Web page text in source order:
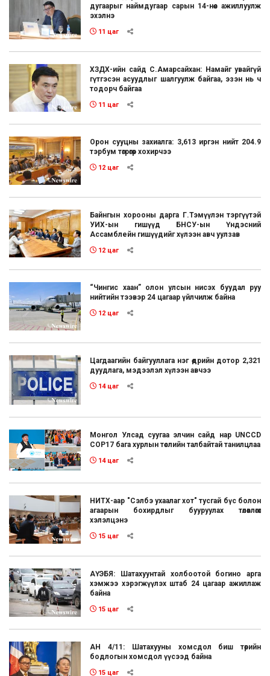
дугаарыг наймдугаар сарын 14-нөөс ажиллуулж
эхэлнэ
11 цаг
ХЗДХ-ийн сайд С.Амарсайхан: Намайг увайгүй
гүтгэсэн асуудлыг шалгуулж байгаа, эзэн нь ч
тодорч байгаа
11 цаг
Орон сууцны захиалга: 3,613 иргэн нийт 204.9
тэрбум төгрөгөөр хохирчээ
12 цаг
Байнгын хорооны дарга Г.Тэмүүлэн тэргүүтэй
УИХ-ын гишүүд БНСУ-ын Үндэсний
Ассамблейн гишүүдийг хүлээн авч уулзав
12 цаг
“Чингис хаан” олон улсын нисэх буудал руу
нийтийн тээвэр 24 цагаар үйлчилж байна
12 цаг
Цагдаагийн байгууллага нэг өдрийн дотор 2,321
дуудлага, мэдээлэл хүлээн авчээ
14 цаг
Монгол Улсад суугаа элчин сайд нар UNCCD
COP17 бага хурлын төслийн талбайтай танилцлаа
14 цаг
НИТХ-аар "Сэлбэ ухаалаг хот" тусгай бүс болон
агаарын бохирдлыг бууруулах төлөвлөгөөг
хэлэлцэнэ
15 цаг
АҮЭБЯ: Шатахуунтай холбоотой богино арга
хэмжээ хэрэгжүүлэх штаб 24 цагаар ажиллаж
байна
15 цаг
АН 4/11: Шатахууны хомсдол биш төрийн
бодлогын хомсдол үүсээд байна
15 цаг